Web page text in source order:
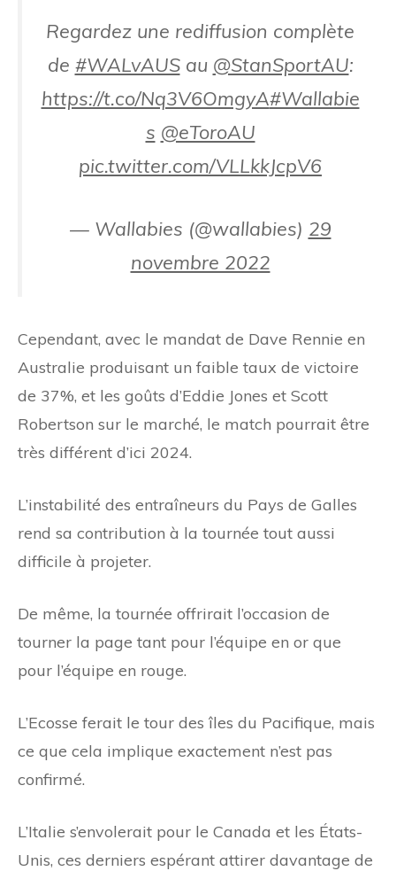
Regardez une rediffusion complète
de #WALvAUSau @StanSportAU:
https://t.co/Nq3V6OmgyA#Wallabie
s @eToroAU
pic.twitter.com/VLLkkJcpV6
— Wallabies (@wallabies) 29
novembre 2022
Cependant, avec le mandat de Dave Rennie en
Australie produisant un faible taux de victoire
de 37%, et les goûts d’Eddie Jones et Scott
Robertson sur le marché, le match pourrait être
très différent d’ici 2024.
L’instabilité des entraîneurs du Pays de Galles
rend sa contribution à la tournée tout aussi
difficile à projeter.
De même, la tournée offrirait l’occasion de
tourner la page tant pour l’équipe en or que
pour l’équipe en rouge.
L’Ecosse ferait le tour des îles du Pacifique, mais
ce que cela implique exactement n’est pas
confirmé.
L’Italie s’envolerait pour le Canada et les États-
Unis, ces derniers espérant attirer davantage de